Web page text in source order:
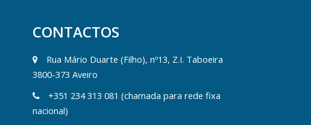
CONTACTOS
Rua Mário Duarte (Filho), nº13, Z.I. Taboeira
3800-373 Aveiro
+351 234 313 081 (chamada para rede fixa
nacional)